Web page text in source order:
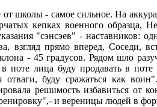
от школы - самое сильное. На
кепках военного
"сэнсэев" - наставников:
взгляд прямо вперед, Соседи,
- 45 градусов. Рядом шло
поте лица буду продавать в поте
отваги, буду сражаться как
решимость избавиться от
и вереницы людей в